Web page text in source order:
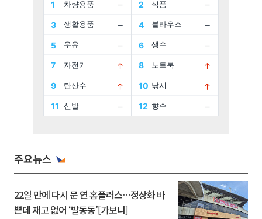
주요뉴스
22일 만에 다시 문 연 홈플러스…정상화 바
쁜데 재고 없어 ‘발동동’[가보니]